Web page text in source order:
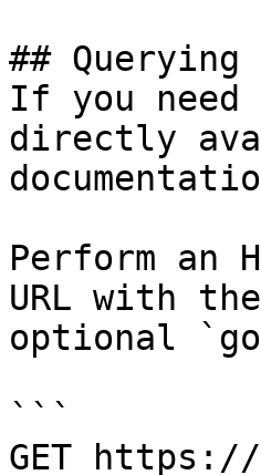
## Querying
If you
directly
Perform an
URL with
optional
```
GET https://